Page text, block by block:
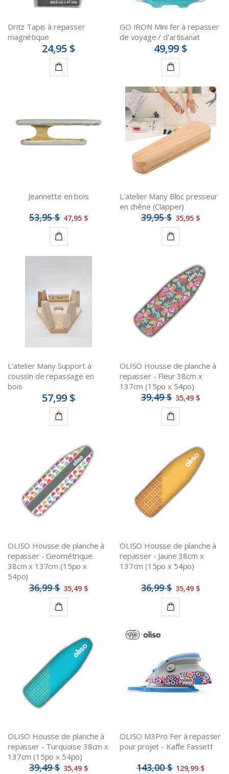
Dritz Tapis à repasser
magnétique
24,95 $
panier
GO IRON Mini fer à repasser
de voyage / d'artisanat
49,99 $
au
panier
Jeannette en bois
53,95 $ 47,95 $
Ajouter
L'atelier Many Bloc presseur
en chêne (Clapper)
39,95 $ 35,95 $
panier
L'atelier Many Support à
coussin de repassage en
bois
57,99 $
panier
OLISO Housse de planche à
repasser - Fleur 38cm x
137cm (15po x 54po)
39,49 $ 35,49 $
panier
OLISO Housse de planche à
repasser - Geométrique
38cm x 137cm (15po x
54po)
36,99 $ 35,49 $
panier
OLISO Housse de planche à
repasser - Jaune 38cm x
137cm (15po x 54po)
36,99 $ 35,49 $
panier
OLISO Housse de planche à
repasser - Turquoise 38cm x
137cm (15po x 54po)
39,49 $ 35,49 $
OLISO M3Pro Fer à repasser
pour projet - Kaffe Fassett
143,00 $ 129,99 $